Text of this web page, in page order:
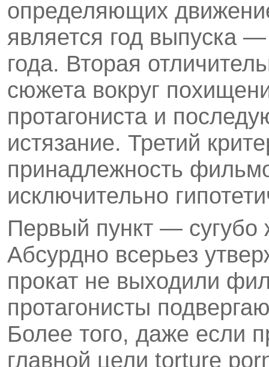
определяющих
является год выпуска
года. Вторая
сюжета вокруг
протагониста и
истя­зание. Третий
принадлежность
исключительно
Первый пункт — сугубо
Абсурдно всерьез
прокат не выходили
протагонисты
Более того, даже если
главной цели torture